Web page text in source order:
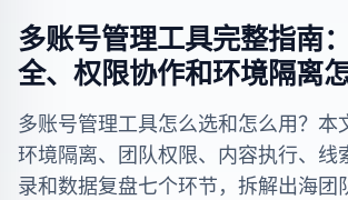
多账号管理工具完整指南
全、权限协作和环境隔离
多账号管理工具怎么选和怎么用？本
环境隔离、团队权限、内容执行、线
录和数据复盘七个环节，拆解出海团